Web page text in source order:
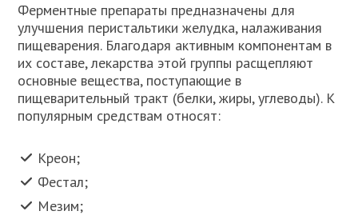
Ферментные препараты предназначены для
улучшения перистальтики желудка, налаживания
пищеварения. Благодаря активным компонентам в
их составе, лекарства этой группы расщепляют
основные вещества, поступающие в
пищеварительный тракт (белки, жиры, углеводы). К
популярным средствам относят:
Креон;
Фестал;
Мезим;